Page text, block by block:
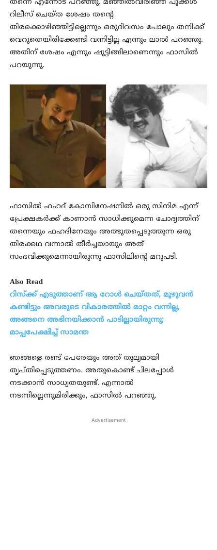
തന്നെ എന്നോട് പറഞ്ഞു. മഞ്ഞിൽവിരിഞ്ഞ പൂക്കൾ
റിലീസ് ചെയ്ത ശേഷം തന്റെ
തിരക്കൊഴിഞ്ഞിട്ടില്ലെന്നും ഒരുദിവസം പോലും തനിക്ക്
വെറുതെയിരിക്കേണ്ടി വന്നിട്ടില്ല എന്നും ലാൽ പറഞ്ഞു.
അതിന് ശേഷം എന്നും ഷൂട്ടിങ്ങിലാണെന്നും ഫാസിൽ
പറയുന്നു.
ഫാസിൽ ഫഹദ് കോമ്പിനേഷനിൽ ഒരു സിനിമ എന്ന്
പ്രേക്ഷകർക്ക് കാണാൻ സാധിക്കുമെന്ന ചോദ്യത്തിന്
തന്നെയും ഫഹദിനേയും അത്ഭുതപ്പെടുത്തുന്ന ഒരു
തിരക്കഥ വന്നാൽ തീർച്ചയായും അത്
സംഭവിക്കുമെന്നായിരുന്നു ഫാസിലിന്റെ മറുപടി.
Also Read
റിസ്‌ക്ക് എടുത്താണ് ആ റോൾ ചെയ്തത്, മുഴുവൻ
കണ്ടിട്ടും അവരുടെ വികാരത്തിൽ മാറ്റം വന്നില്ല,
അങ്ങനെ അഭിനയിക്കാൻ പാടില്ലായിരുന്നു;
മാപ്പപേക്ഷിച്ച് സാമന്ത
ഞങ്ങളെ രണ്ട് പേരേയും അത് തുല്യമായി
തൃപ്തിപ്പെടുത്തണം. അതുകൊണ്ട് ചിലപ്പോൾ
നടക്കാൻ സാധ്യതയുണ്ട്. എന്നാൽ
നടന്നില്ലെന്നുമിരിക്കും, ഫാസിൽ പറഞ്ഞു.
Advertisement